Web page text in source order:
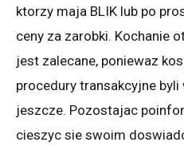
ktorzy maja BLIK lub po
ceny za zarobki. Kochanie
jest zalecane, poniewaz
procedury transakcyjne
jeszcze. Pozostajac
cieszyc sie swoim